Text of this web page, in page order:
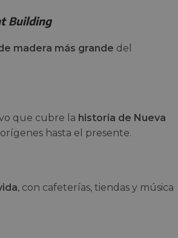
Building
madera más grande del
que cubre la historia de Nueva
hasta el presente.
, con cafeterías, tiendas y música